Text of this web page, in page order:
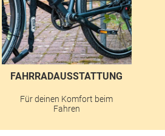
FAHRRADAUSSTATTUNG
Für deinen Komfort beim
Fahren